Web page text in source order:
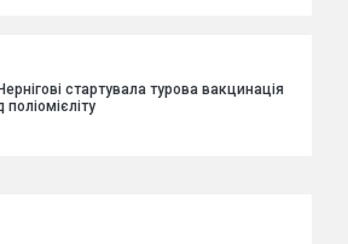
стартувала турова вакцинація
поліомієліту